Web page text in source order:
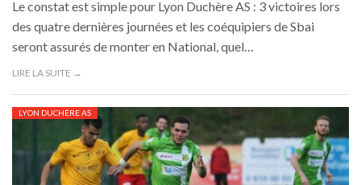
Le constat est simple pour Lyon Duchère AS : 3 victoires lors
des quatre dernières journées et les coéquipiers de Sbai
seront assurés de monter en National, quel…
LIRE LA SUITE →
LYON DUCHÈRE AS